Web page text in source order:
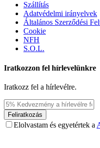
Szállítás
Adatvédelmi irányelvek
Általános Szerződési
Cookie
NFH
S.O.L.
Iratkozzon fel hírlevelünkre
Iratkozz fel a hírlevélre.
Feliratkozás
Elolvastam és egyetértek a